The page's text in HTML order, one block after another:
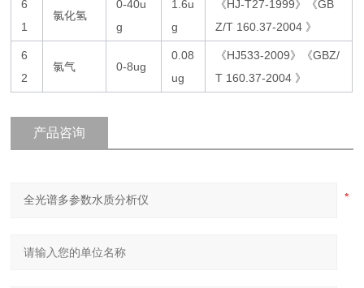
6
1
氯化氢
0-40u
g
1.6u
g
《HJ-T27-1999》《GB
Z/T 160.37-2004 》
6
2
氯气 0-8ug
0.08
ug
《HJ533-2009》《GBZ/
T 160.37-2004 》
产品咨询